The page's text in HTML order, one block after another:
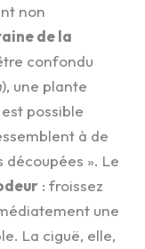
non
de la
confondu
), une plante
possible
à de
». Le
: froissez
une
La ciguë, elle,